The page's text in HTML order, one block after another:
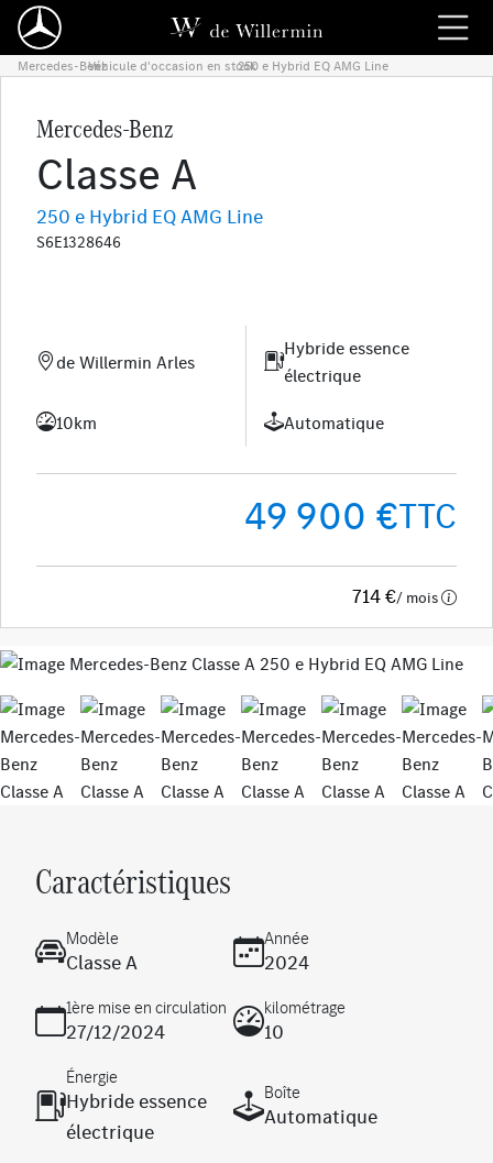
Mercedes-Benz
›
Véhicule d'occasion en stock
›
250 e Hybrid EQ AMG Line
Mercedes-Benz
Classe A
250 e Hybrid EQ AMG Line
S6E1328646
de Willermin Arles
Hybride essence
électrique
10km Automatique
49 900 €TTC
714 €/ mois
Previous Next
Caractéristiques
Modèle
Classe A
Année
2024
1ère mise en circulation
27/12/2024
kilométrage
10
Énergie
Hybride essence
électrique
Boîte
Automatique